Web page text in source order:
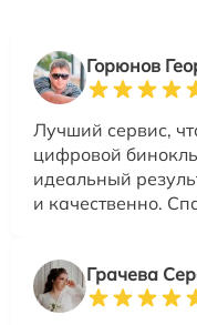
Горюнов
Лучший сервис,
цифровой
идеальный
и качественно.
Грачева